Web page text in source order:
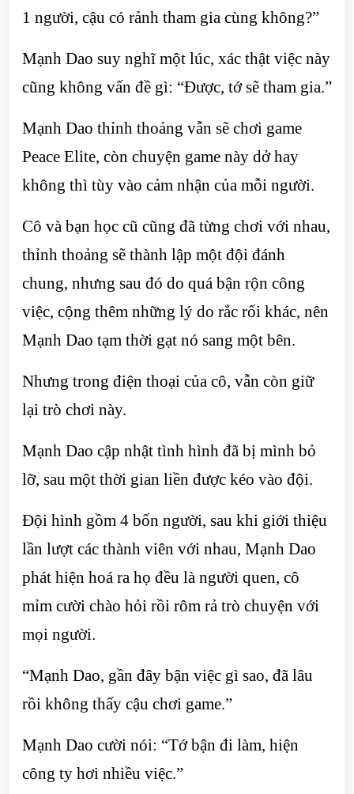
1 người, cậu có rảnh tham gia cùng không?”
Mạnh Dao suy nghĩ một lúc, xác thật việc này
cũng không vấn đề gì: “Được, tớ sẽ tham gia.”
Mạnh Dao thỉnh thoảng vẫn sẽ chơi game
Peace Elite, còn chuyện game này dở hay
không thì tùy vào cảm nhận của mỗi người.
Cô và bạn học cũ cũng đã từng chơi với nhau,
thỉnh thoảng sẽ thành lập một đội đánh
chung, nhưng sau đó do quá bận rộn công
việc, cộng thêm những lý do rắc rối khác, nên
Mạnh Dao tạm thời gạt nó sang một bên.
Nhưng trong điện thoại của cô, vẫn còn giữ
lại trò chơi này.
Mạnh Dao cập nhật tình hình đã bị mình bỏ
lỡ, sau một thời gian liền được kéo vào đội.
Đội hình gồm 4 bốn người, sau khi giới thiệu
lần lượt các thành viên với nhau, Mạnh Dao
phát hiện hoá ra họ đều là người quen, cô
mỉm cười chào hỏi rồi rôm rả trò chuyện với
mọi người.
“Mạnh Dao, gần đây bận việc gì sao, đã lâu
rồi không thấy cậu chơi game.”
Mạnh Dao cười nói: “Tớ bận đi làm, hiện
công ty hơi nhiều việc.”